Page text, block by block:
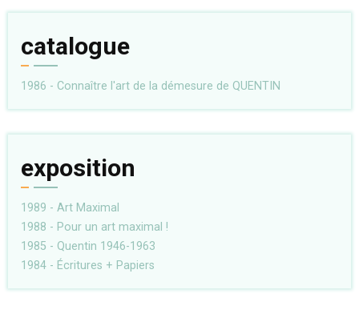
catalogue
1986 - Connaître l'art de la démesure de QUENTIN
exposition
1989 - Art Maximal
1988 - Pour un art maximal !
1985 - Quentin 1946-1963
1984 - Écritures + Papiers